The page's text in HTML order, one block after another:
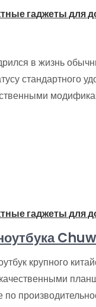
гаджеты для
в жизнь
стандартного
гаджеты для
крупного